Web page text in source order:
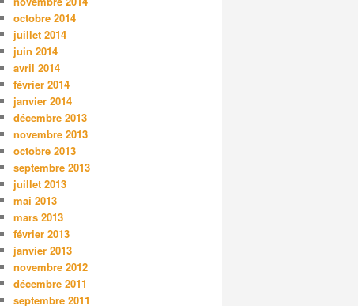
octobre 2014
juillet 2014
juin 2014
avril 2014
février 2014
janvier 2014
décembre 2013
novembre 2013
octobre 2013
septembre 2013
juillet 2013
mai 2013
mars 2013
février 2013
janvier 2013
novembre 2012
décembre 2011
septembre 2011